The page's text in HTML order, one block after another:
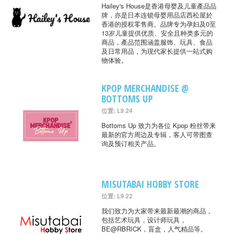
Hailey's House是香港母婴及儿童產品品
牌，亦是日本连锁母婴用品店西松屋於
香港的授权零售商。品牌专为孕妇及0至
13岁儿童提供优质、安全且种类多元的
商品，產品范围涵盖服饰、玩具、食品
及日常用品，为现代家长提供一站式购
物体验。
KPOP MERCHANDISE @
BOTTOMS UP
位置: L9 24
Bottoms Up 致力为各位 Kpop 粉丝带来
最新的官方周边及专辑，客人可带图查
询及预订相关产品。
MISUTABAI HOBBY STORE
位置: L9 22
我们致力为大家带来最新最潮的商品，
包括艺术玩具，设计师玩具，
BE@RBRICK，盲盒，人气精品等。